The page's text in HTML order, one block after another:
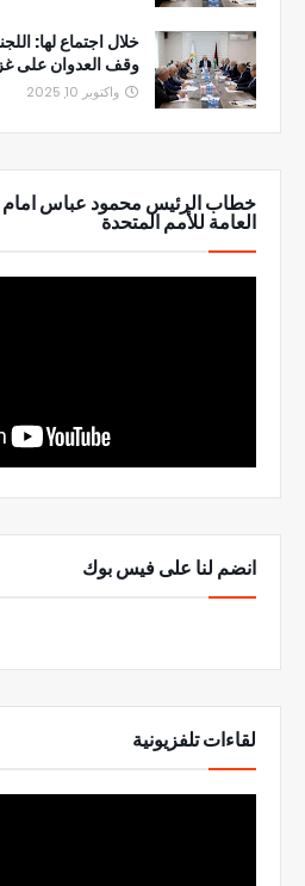
خلال اجتماع لها:
وقف العدوان على
واكتوبر 10, 2025
العامة للأمم المتحدة
انضم لنا على فيس بوك
لقاءات تلفزيونية